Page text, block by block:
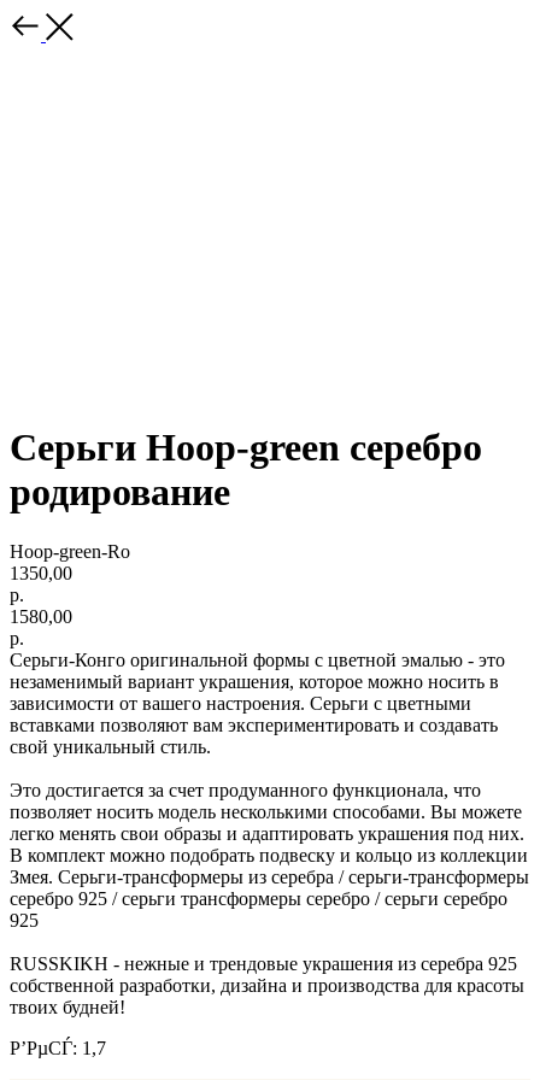
Серьги Hoop-green серебро
родирование
Hoop-green-Ro
1350,00
р.
1580,00
р.
Серьги-Конго оригинальной формы с цветной эмалью - это
незаменимый вариант украшения, которое можно носить в
зависимости от вашего настроения. Серьги с цветными
вставками позволяют вам экспериментировать и создавать
свой уникальный стиль.
Это достигается за счет продуманного функционала, что
позволяет носить модель несколькими способами. Вы можете
легко менять свои образы и адаптировать украшения под них.
В комплект можно подобрать подвеску и кольцо из коллекции
Змея. Серьги-трансформеры из серебра / серьги-трансформеры
серебро 925 / серьги трансформеры серебро / серьги серебро
925
RUSSKIKH - нежные и трендовые украшения из серебра 925
собственной разработки, дизайна и производства для красоты
твоих будней!
Р’РµСЃ: 1,7